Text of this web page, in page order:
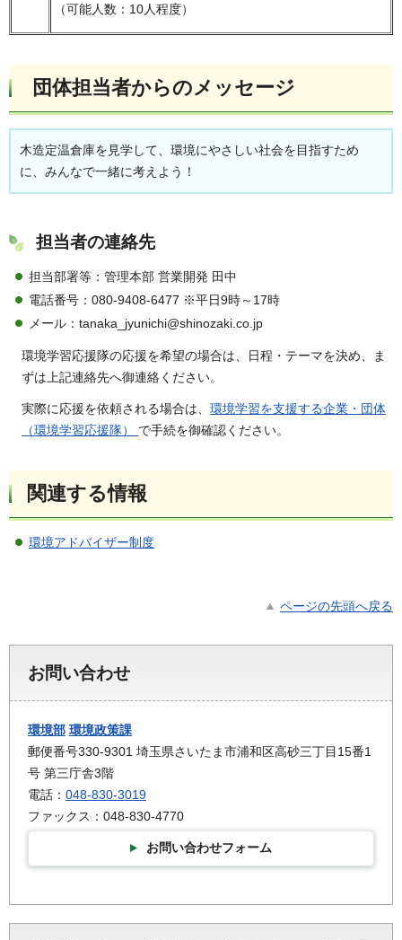
（可能人数：10人程度）
団体担当者からのメッセージ
木造定温倉庫を見学して、環境にやさしい社会を目指すため
に、みんなで一緒に考えよう！
担当者の連絡先
担当部署等：管理本部 営業開発 田中
電話番号：080-9408-6477 ※平日9時～17時
メール：tanaka_jyunichi@shinozaki.co.jp
環境学習応援隊の応援を希望の場合は、日程・テーマを決め、ま
ずは上記連絡先へ御連絡ください。
実際に応援を依頼される場合は、 環境学習を支援する企業・団体
（環境学習応援隊） で手続を御確認ください。
関連する情報
環境アドバイザー制度
ページの先頭へ戻る
お問い合わせ
環境部 環境政策課
郵便番号330-9301 埼玉県さいたま市浦和区高砂三丁目15番1
号 第三庁舎3階
電話： 048-830-3019
ファックス：048-830-4770
お問い合わせフォーム